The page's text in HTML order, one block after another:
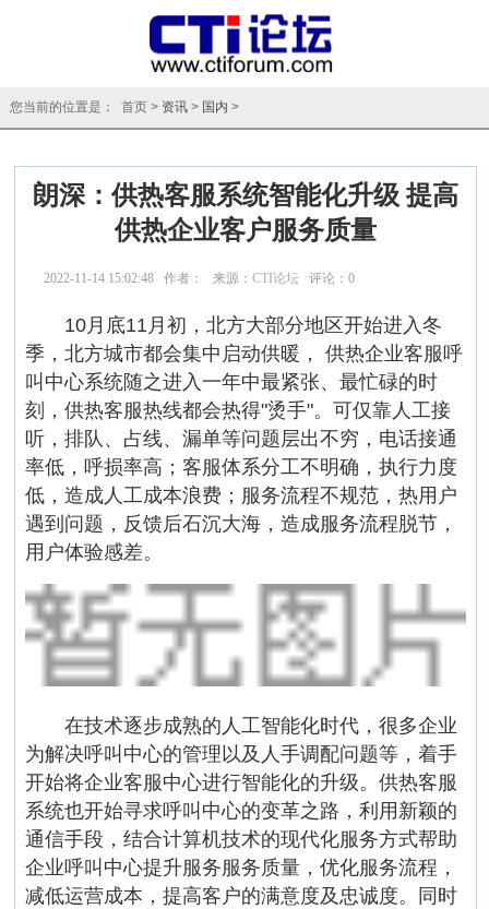
您当前的位置是： 首页 > 资讯> 国内 >
朗深：供热客服系统智能化升级 提高
供热企业客户服务质量
2022-11-14 15:02:48 作者： 来源：CTI论坛 评论：0
10月底11月初，北方大部分地区开始进入冬
季，北方城市都会集中启动供暖， 供热企业客服呼
叫中心系统随之进入一年中最紧张、最忙碌的时
刻，供热客服热线都会热得"烫手"。可仅靠人工接
听，排队、占线、漏单等问题层出不穷，电话接通
率低，呼损率高；客服体系分工不明确，执行力度
低，造成人工成本浪费；服务流程不规范，热用户
遇到问题，反馈后石沉大海，造成服务流程脱节，
用户体验感差。
在技术逐步成熟的人工智能化时代，很多企业
为解决呼叫中心的管理以及人手调配问题等，着手
开始将企业客服中心进行智能化的升级。供热客服
系统也开始寻求呼叫中心的变革之路，利用新颖的
通信手段，结合计算机技术的现代化服务方式帮助
企业呼叫中心提升服务服务质量，优化服务流程，
减低运营成本，提高客户的满意度及忠诚度。同时